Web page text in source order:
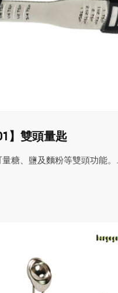
】雙頭量匙
糖、鹽及麵粉等雙頭功能。...